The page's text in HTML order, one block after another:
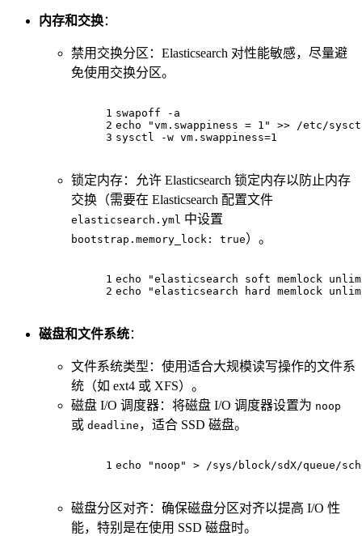
内存和交换：
禁用交换分区：Elasticsearch 对性能敏感，尽量避
免使用交换分区。
1
2
3
swapoff -a
echo
"vm.swappiness = 1"
>> /etc/
sysctl -w vm.swappiness=1
锁定内存：允许 Elasticsearch 锁定内存以防止内存
交换（需要在 Elasticsearch 配置文件
elasticsearch.yml 中设置
bootstrap.memory_lock: true）。
1
2
echo
"elasticsearch soft memlock
echo
"elasticsearch hard memlock
磁盘和文件系统：
文件系统类型：使用适合大规模读写操作的文件系
统（如 ext4 或 XFS）。
磁盘 I/O 调度器：将磁盘 I/O 调度器设置为 noop
或 deadline ，适合 SSD 磁盘。
1 echo "noop" > /sys/block/sdX/queue/
磁盘分区对齐：确保磁盘分区对齐以提高 I/O 性
能，特别是在使用 SSD 磁盘时。